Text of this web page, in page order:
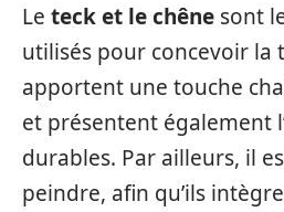
Le teck et le chêne sont
utilisés pour concevoir la
apportent une touche
et présentent également
durables. Par ailleurs, il
peindre, afin qu’ils